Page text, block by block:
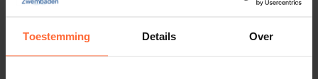
Toestemming Details Over